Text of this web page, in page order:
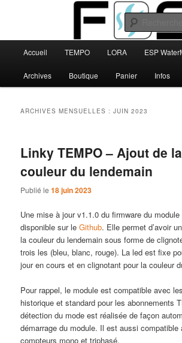
principal
secondaire
FBS
Accueil TEMPO LORA ESP
Archives Boutique Panier Infos
ARCHIVES MENSUELLES :JUIN 2023
Linky TEMPO – Ajout de la
couleur du lendemain
Publié le18 juin 2023
Une mise à jour v1.1.0 du firmware du
disponible sur leGithub. Elle permet d’avoir
la couleur du lendemain sous forme de
trois les (bleu, blanc, rouge). La led est fixe
jour en cours et en clignotant pour la couleur
Pour rappel, le module est compatible avec
historique et standard pour les abonnements
détection du mode est réalisée de façon
démarrage du module. Il est aussi compatible
compteurs mono et triphasé.